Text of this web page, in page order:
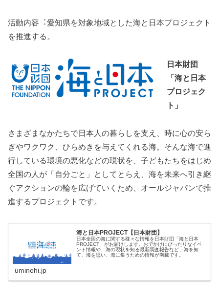
活動内容︓愛知県を対象地域とした海と日本プロジェクト
を推進する。
日本財団
「海と日本
プロジェク
ト」
さまざまなかたちで日本人の暮らしを支え、時に心の安ら
ぎやワクワク、ひらめきを与えてくれる海。そんな海で進
行している環境の悪化などの現状を、子どもたちをはじめ
全国の人が「自分ごと」としてとらえ、海を未来へ引き継
ぐアクションの輪を広げていくため、オールジャパンで推
進するプロジェクトです。
海と日本PROJECT【日本財団】
日本全国の海に関する様々な情報を日本財団「海と日本
PROJECT」がお届けします。おでかけにぴったりなイベ
ント情報や、海の現状を知る最新調査報告など、海を知っ
て、海を思い、海に集うための情報が満載です。
uminohi.jp